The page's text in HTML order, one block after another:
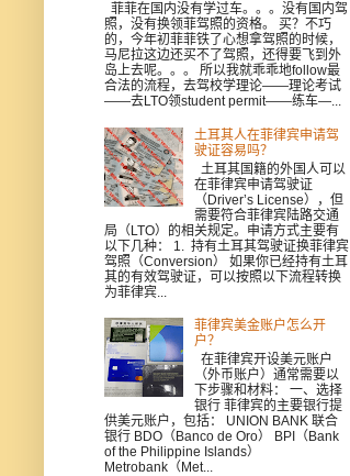
菲菲在国内没有学过车。。。没有国内驾
照，没有换领菲驾照的资格。 买？不巧
的，今年初菲菲铁了心想拿驾照的时候，
马尼拉这边还买不了驾照，还得要飞到外
岛上去呢。。。 所以我就乖乖地follow最
合法的流程，去驾校学理论——理论考试
——去LTO领student permit——练车—...
土耳其人在菲律宾申请驾
驶证容易吗？
土耳其国籍的外国人可以
在菲律宾申请驾驶证
（Driver’s License），但
需要符合菲律宾陆路交通
局（LTO）的相关规定。申请方式主要有
以下几种： 1. 持有土耳其驾驶证换菲律宾
驾照（Conversion） 如果你已经持有土耳
其的有效驾驶证，可以按照以下流程转换
为菲律宾...
菲律宾美金账户怎么开
户？
在菲律宾开设美元账户
（外币账户）通常需要以
下步骤和材料： 一、选择
银行 菲律宾的主要银行提
供美元账户，包括： UNION BANK 联合
银行 BDO（Banco de Oro） BPI（Bank
of the Philippine Islands）
Metrobank（Met...